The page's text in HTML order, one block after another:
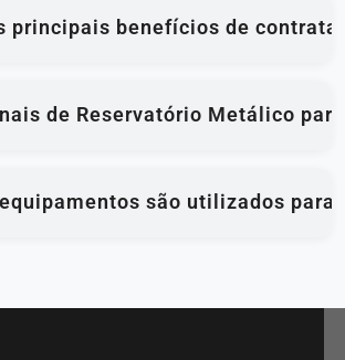
principais benefícios de
de Reservatório Metálico
são utilizados